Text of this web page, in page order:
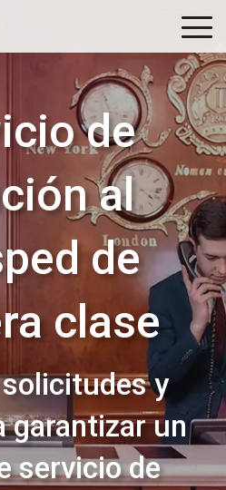
de
al
de
clase
y
garantizar un
servicio de